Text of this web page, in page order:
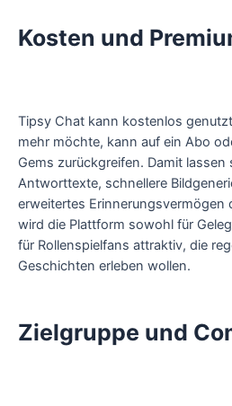
Kosten und
Tipsy Chat kann kostenlos
mehr möchte, kann auf ein Abo
Gems zurückgreifen. Damit lassen
Antworttexte, schnellere
erweitertes Erinnerungsvermögen
wird die Plattform sowohl für
für Rollenspielfans attraktiv, die
Geschichten erleben wollen.
Zielgruppe und